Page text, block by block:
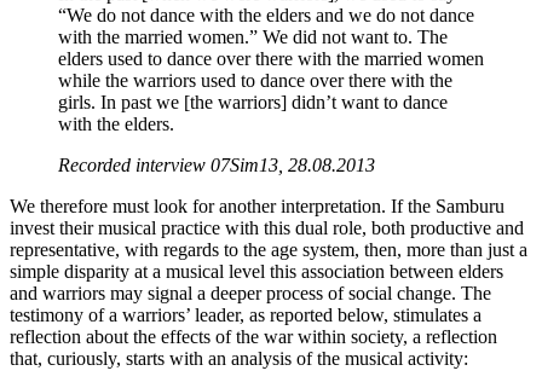
“We do not dance with the elders and we do not dance
with the married women.” We did not want to. The
elders used to dance over there with the married women
while the warriors used to dance over there with the
girls. In past we [the warriors] didn’t want to dance
with the elders.
Recorded interview 07Sim13, 28.08.2013
We therefore must look for another interpretation. If the Samburu
invest their musical practice with this dual role, both productive and
representative, with regards to the age system, then, more than just a
simple disparity at a musical level this association between elders
and warriors may signal a deeper process of social change. The
testimony of a warriors’ leader, as reported below, stimulates a
reflection about the effects of the war within society, a reflection
that, curiously, starts with an analysis of the musical activity: